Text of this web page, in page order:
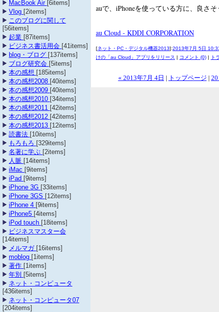
MacBook Air [6items]
Vlog [2items]
このブログに関して
[56items]
起業 [87items]
ビジネス書活用会 [41items]
blog・ブログ [137items]
ブログ研究会 [5items]
本の感想 [185items]
本の感想2008 [40items]
本の感想2009 [40items]
本の感想2010 [34items]
本の感想2011 [42items]
本の感想2012 [42items]
本の感想2013 [12items]
読書法 [10items]
もろもろ [329items]
名著に学ぶ [2items]
人脈 [14items]
iMac [9items]
iPad [9items]
iPhone 3G [33items]
iPhone 3GS [12items]
iPhone 4 [9items]
iPhone5 [4items]
iPod touch [18items]
ビジネスマスター会
[14items]
メルマガ [16items]
moblog [1items]
著作 [1items]
年別 [5items]
ネット・コンピュータ
[436items]
ネット・コンピュータ07
[204items]
auで、iPhoneを使っている方に、良さ
au Cloud - KDDI CORPORATION
[ネット・PC・デジタル機器2013]:2013年7月 5日
けの「au Cloud」アプリをリリース | コメント (0) | ト
« 2013年7月 4日 トップページ